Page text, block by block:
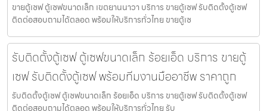
ขายตู้เซฟ ตู้เซฟขนาดเล็ก เขตยานนาวา บริการ ขายตู้เซฟ รับติดตั้งตู้เซฟ
ติดต่อสอบถามได้ตลอด พร้อมให้บริการทั่วไทย ขายตู้เซ
รับติดตั้งตู้เซฟ ตู้เซฟขนาดเล็ก ร้อยเอ็ด บริการ ขายตู้
เซฟ รับติดตั้งตู้เซฟ พร้อมทีมงานมืออาชีพ ราคาถูก
รับติดตั้งตู้เซฟ ตู้เซฟขนาดเล็ก ร้อยเอ็ด บริการ ขายตู้เซฟ รับติดตั้งตู้เซฟ
ติดต่อสอบถามได้ตลอด พร้อมให้บริการทั่วไทย รับ